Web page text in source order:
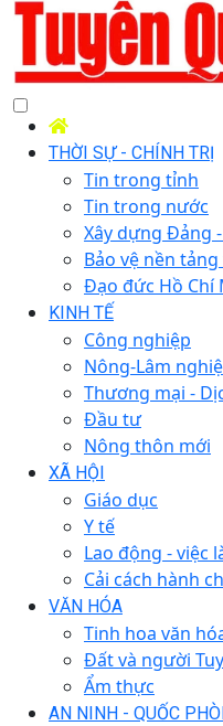
THỜI SỰ - CHÍNH TRỊ
Tin trong tỉnh
Tin trong nước
Xây dựng Đảng
Bảo vệ nền
Đạo đức Hồ Chí
KINH TẾ
Công nghiệp
Nông-Lâm
Thương mại -
Đầu tư
Nông thôn mới
XÃ HỘI
Giáo dục
Y tế
Lao động - việc
Cải cách hành
VĂN HÓA
Tinh hoa văn
Đất và người
Ẩm thực
AN NINH - QUỐC